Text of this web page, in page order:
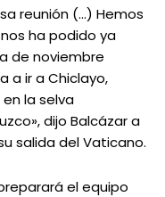
reunión (…) Hemos
ha podido ya
de noviembre
a ir a Chiclayo,
en la selva
dijo Balcázar a
salida del Vaticano.
el equipo